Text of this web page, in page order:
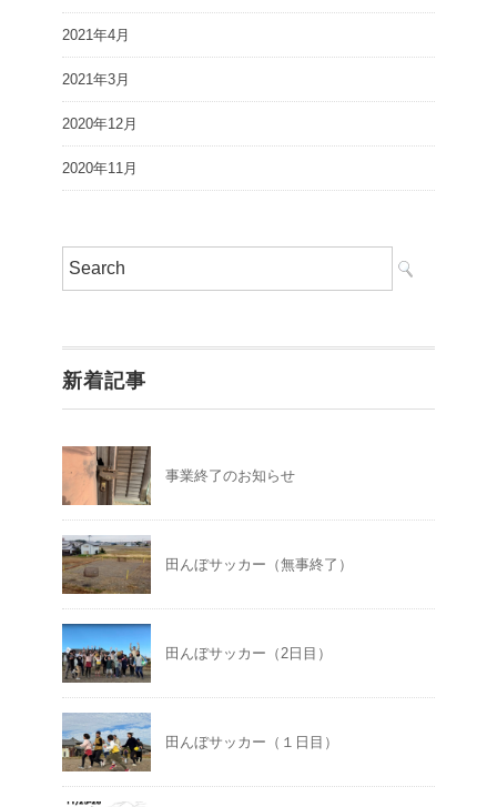
2021年4月
2021年3月
2020年12月
2020年11月
新着記事
事業終了のお知らせ
田んぼサッカー（無事終了）
田んぼサッカー（2日目）
田んぼサッカー（１日目）